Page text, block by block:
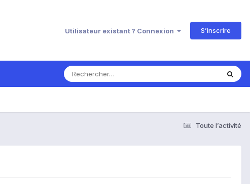
Utilisateur existant ? Connexion S’inscrire
Toute l’activité